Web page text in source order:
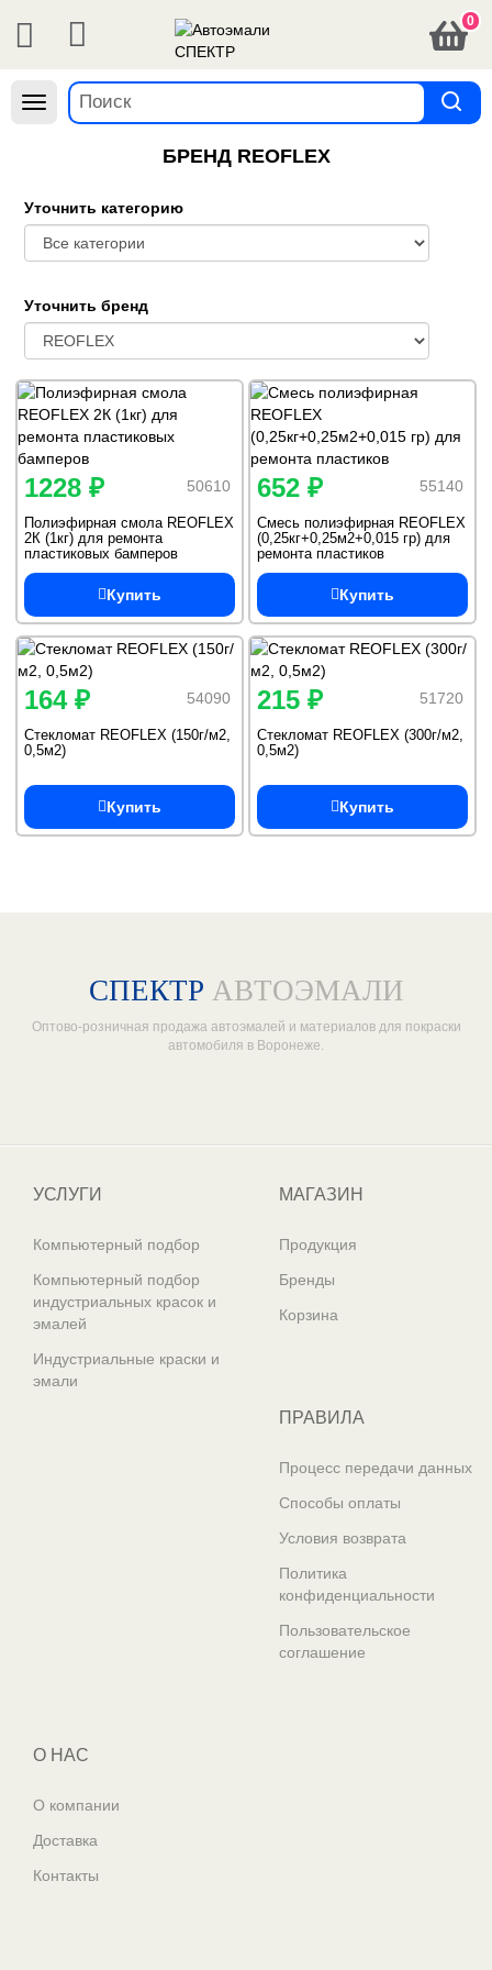
0
Навигация
БРЕНД REOFLEX
Уточнить категорию
Уточнить бренд
50610
1228 ₽
Полиэфирная смола REOFLEX
2К (1кг) для ремонта
пластиковых бамперов
Купить
55140
652 ₽
Смесь полиэфирная REOFLEX
(0,25кг+0,25м2+0,015 гр) для
ремонта пластиков
Купить
54090
164 ₽
Стекломат REOFLEX (150г/м2,
0,5м2)
Купить
51720
215 ₽
Стекломат REOFLEX (300г/м2,
0,5м2)
Купить
СПЕКТР АВТОЭМАЛИ
Оптово-розничная продажа автоэмалей и материалов для покраски
автомобиля в Воронеже.
УСЛУГИ
Компьютерный подбор
Компьютерный подбор
индустриальных красок и
эмалей
Индустриальные краски и
эмали
МАГАЗИН
Продукция
Бренды
Корзина
ПРАВИЛА
Процесс передачи данных
Способы оплаты
Условия возврата
Политика
конфиденциальности
Пользовательское
соглашение
О НАС
О компании
Доставка
Контакты